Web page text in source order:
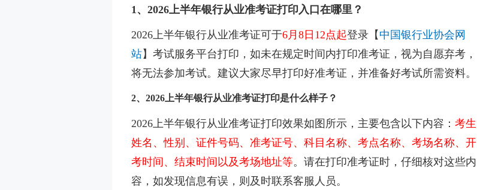
1、2026上半年银行从业准考证打印入口在哪里？
2026上半年银行从业准考证可于6月8日12点起登录 【 中国银行业协会网
站】 考试服务平台打印，如未在规定时间内打印准考证，视为自愿弃考，
将无法参加考试。建议大家尽早打印好准考证，并准备好考试所需资料。
2、2026上半年银行从业准考证打印是什么样子？
2026上半年银行从业准考证打印效果如图所示，主要包含以下内容： 考生
姓名、性别、证件号码、准考证号、科目名称、考点名称、考场名称、开
考时间、结束时间以及考场地址等。请在打印准考证时，仔细核对这些内
容，如发现信息有误，则及时联系客服人员。